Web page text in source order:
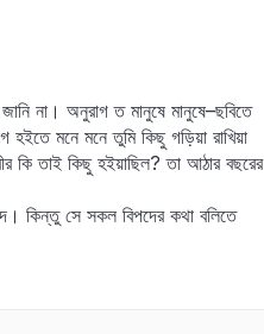
না। অনুরাগ ত মানুষে মানুষে–ছবিতে
হইতে মনে মনে তুমি কিছু গড়িয়া রাখিয়া
কি তাই কিছু হইয়াছিল? তা আঠার বছরের
কিন্তু সে সকল বিপদের কথা বলিতে